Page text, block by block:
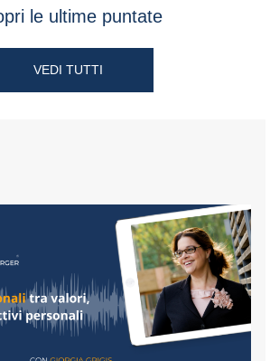
le ultime puntate
VEDI TUTTI